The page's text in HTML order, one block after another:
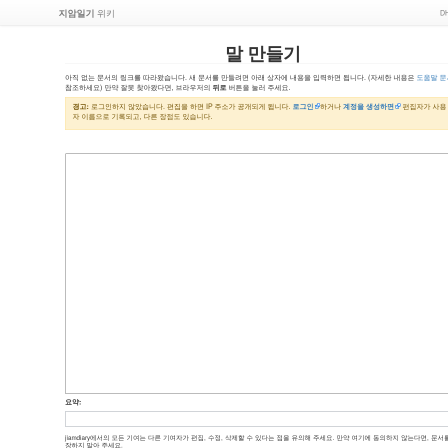
지암일기 위키
말 만들기
아직 없는 문서의 링크를 따라왔습니다. 새 문서를 만들려면 아래 상자에 내용을 입력하면 됩니다. (자세한 내용은 도움말
참조하세요) 만약 잘못 찾아왔다면, 브라우저의 뒤로 버튼을 눌러 주세요.
경고: 로그인하지 않았습니다. 편집을 하면 IP 주소가 공개되게 됩니다. 로그인 하거나 계정을 생성하면
편집자가 사용
자 이름으로 기록되고, 다른 장점도 있습니다.
요약:
jiamdiary에서의 모든 기여는 다른 기여자가 편집, 수정, 삭제할 수 있다는 점을 유의해 주세요. 만약 여기에 동의하지 않는다면, 문서
장하지 말아 주세요.